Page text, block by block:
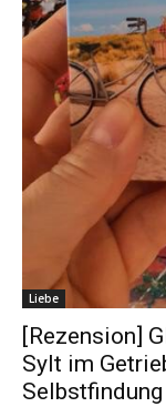
Liebe
[Rezension]
Sylt im